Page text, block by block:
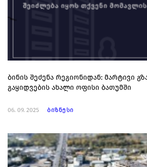
ბინის შეძენა რეგიონიდან: მარტივი
გაყიდვების ახალი ოფისი ბათუმში
06. 09. 2025 ბიზნესი